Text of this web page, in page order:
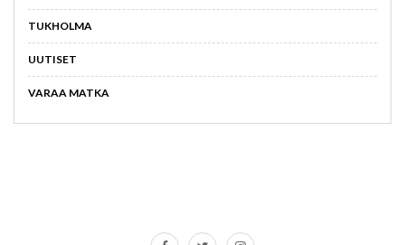
TUKHOLMA
UUTISET
VARAA MATKA